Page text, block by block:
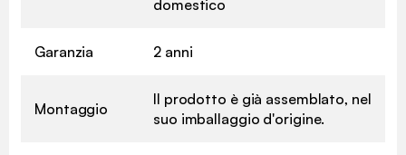
domestico
Garanzia 2 anni
Montaggio
Il prodotto è già assemblato, nel
suo imballaggio d'origine.